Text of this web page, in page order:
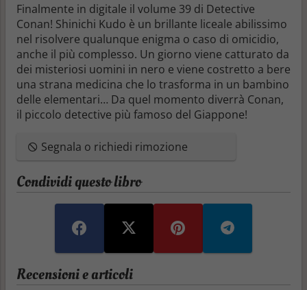
Finalmente in digitale il volume 39 di Detective
Conan! Shinichi Kudo è un brillante liceale abilissimo
nel risolvere qualunque enigma o caso di omicidio,
anche il più complesso. Un giorno viene catturato da
dei misteriosi uomini in nero e viene costretto a bere
una strana medicina che lo trasforma in un bambino
delle elementari… Da quel momento diverrà Conan,
il piccolo detective più famoso del Giappone!
Segnala o richiedi rimozione
Condividi questo libro
Recensioni e articoli